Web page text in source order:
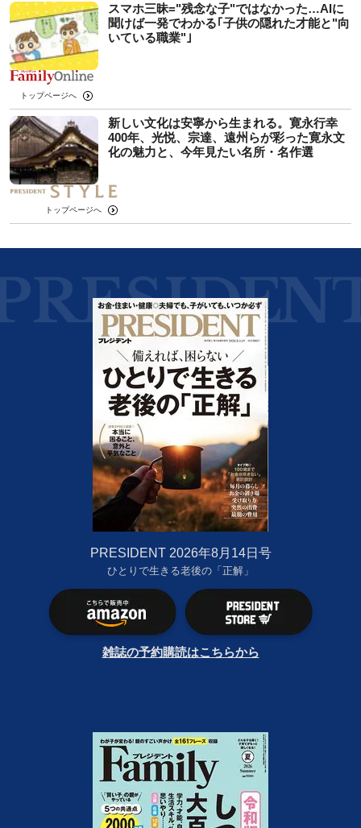
スマホ三昧="残念な子"ではなかった…AIに
聞けば一発でわかる｢子供の隠れた才能と"向
いている職業"｣
トップページへ
新しい文化は安寧から生まれる。寛永行幸
400年、光悦、宗達、遠州らが彩った寛永文
化の魅力と、今年見たい名所・名作選
トップページへ
PRESIDENT 2026年8月14日号
ひとりで生きる老後の「正解」
雑誌の予約購読はこちらから